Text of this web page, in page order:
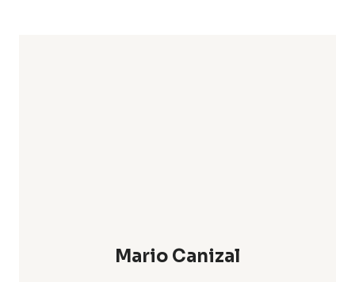
Mario Canizal